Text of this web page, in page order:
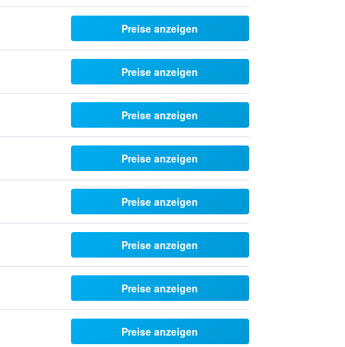
Preise anzeigen
Preise anzeigen
Preise anzeigen
Preise anzeigen
Preise anzeigen
Preise anzeigen
Preise anzeigen
Preise anzeigen